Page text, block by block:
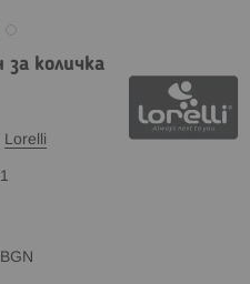
за количка
Lorelli